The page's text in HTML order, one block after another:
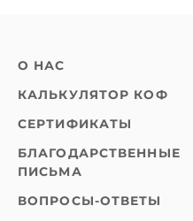
О НАС
КАЛЬКУЛЯТОР КОФ
СЕРТИФИКАТЫ
БЛАГОДАРСТВЕННЫЕ
ПИСЬМА
ВОПРОСЫ-ОТВЕТЫ